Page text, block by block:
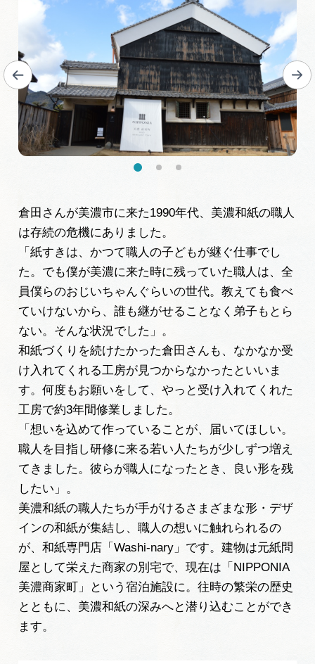
倉田さんが美濃市に来た1990年代、美濃和紙の職人
は存続の危機にありました。
「紙すきは、かつて職人の子どもが継ぐ仕事でし
た。でも僕が美濃に来た時に残っていた職人は、全
員僕らのおじいちゃんぐらいの世代。教えても食べ
ていけないから、誰も継がせることなく弟子もとら
ない。そんな状況でした」。
和紙づくりを続けたかった倉田さんも、なかなか受
け入れてくれる工房が見つからなかったといいま
す。何度もお願いをして、やっと受け入れてくれた
工房で約3年間修業しました。
「想いを込めて作っていることが、届いてほしい。
職人を目指し研修に来る若い人たちが少しずつ増え
てきました。彼らが職人になったとき、良い形を残
したい」。
美濃和紙の職人たちが手がけるさまざまな形・デザ
インの和紙が集結し、職人の想いに触れられるの
が、和紙専門店「Washi-nary」です。建物は元紙問
屋として栄えた商家の別宅で、現在は「NIPPONIA
美濃商家町」という宿泊施設に。往時の繁栄の歴史
とともに、美濃和紙の深みへと潜り込むことができ
ます。